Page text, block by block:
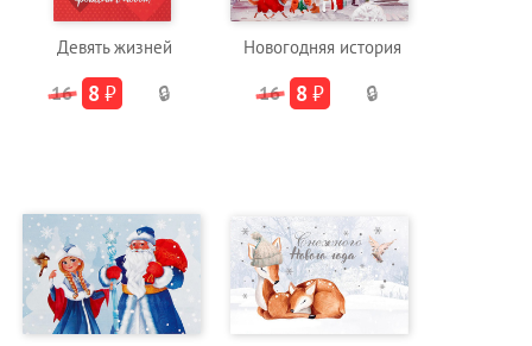
Девять жизней
16 8 ₽ 🔒
Новогодняя история
16 8 ₽ 🔒